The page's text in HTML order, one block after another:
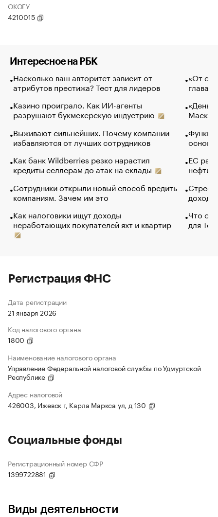
ОКОГУ
4210015
Интересное на РБК
Насколько ваш авторитет зависит от
атрибутов престижа? Тест для лидеров
Казино проиграло. Как ИИ-агенты
разрушают букмекерскую индустрию
Выживают сильнейших. Почему компании
избавляются от лучших сотрудников
Как банк Wildberries резко нарастил
кредиты селлерам до атак на склады
Сотрудники открыли новый способ вредить
компаниям. Зачем им это
Как налоговики ищут доходы
неработающих покупателей яхт и квартир
«От
глава
Маск в
основ
ЕС
нефти
Что
для
Регистрация ФНС
Дата регистрации
21 января 2026
Код налогового органа
1800
Наименование налогового органа
Управление Федеральной налоговой службы по Удмуртской
Республике
Адрес налоговой
426003, Ижевск г, Карла Маркса ул, д 130
Социальные фонды
Регистрационный номер СФР
1399722881
Виды деятельности